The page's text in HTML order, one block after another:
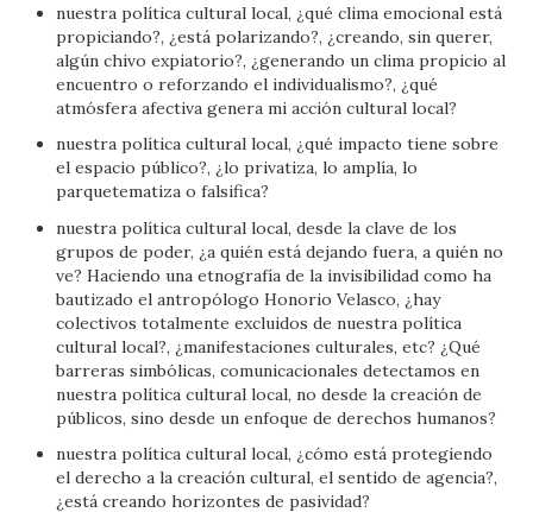
nuestra política cultural local, ¿qué clima emocional está
propiciando?, ¿está polarizando?, ¿creando, sin querer,
algún chivo expiatorio?, ¿generando un clima propicio al
encuentro o reforzando el individualismo?, ¿qué
atmósfera afectiva genera mi acción cultural local?
nuestra política cultural local, ¿qué impacto tiene sobre
el espacio público?, ¿lo privatiza, lo amplía, lo
parquetematiza o falsifica?
nuestra política cultural local, desde la clave de los
grupos de poder, ¿a quién está dejando fuera, a quién no
ve? Haciendo una etnografía de la invisibilidad como ha
bautizado el antropólogo Honorio Velasco, ¿hay
colectivos totalmente excluidos de nuestra política
cultural local?, ¿manifestaciones culturales, etc? ¿Qué
barreras simbólicas, comunicacionales detectamos en
nuestra política cultural local, no desde la creación de
públicos, sino desde un enfoque de derechos humanos?
nuestra política cultural local, ¿cómo está protegiendo
el derecho a la creación cultural, el sentido de agencia?,
¿está creando horizontes de pasividad?